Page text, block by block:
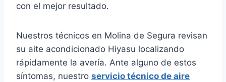
con el mejor resultado.
Nuestros técnicos en Molina de Segura revisan
su aite acondicionado Hiyasu localizando
rápidamente la avería. Ante alguno de estos
síntomas, nuestro servicio técnico de aire